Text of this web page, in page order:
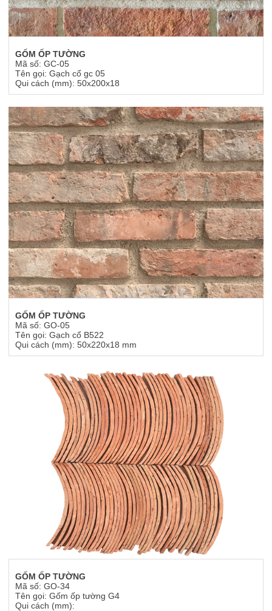
GỐM ỐP TƯỜNG
Mã số: GC-05
Tên gọi: Gạch cổ gc 05
Qui cách (mm): 50x200x18
GỐM ỐP TƯỜNG
Mã số: GO-05
Tên gọi: Gạch cổ B522
Qui cách (mm): 50x220x18 mm
GỐM ỐP TƯỜNG
Mã số: GO-34
Tên gọi: Gốm ốp tường G4
Qui cách (mm):